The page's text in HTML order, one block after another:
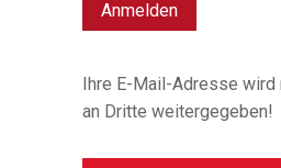
Ihre E-Mail-Adresse wird
an Dritte weitergegeben!